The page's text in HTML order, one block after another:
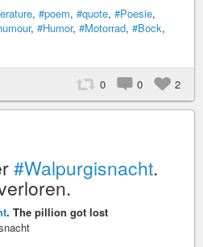
, #poem, #quote, #Poesie,
, #Humor, #Motorrad, #Bock,
0 0 2
#Walpurgisnacht.
. The pillion got lost